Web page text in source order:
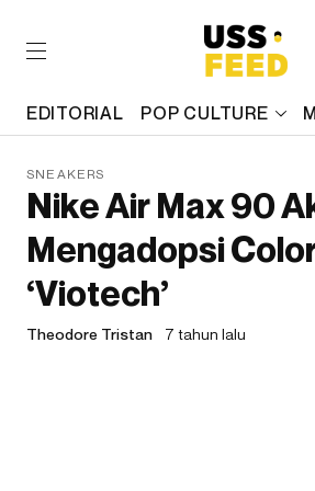
EDITORIAL POP CULTURE
SNEAKERS
Nike Air Max 90
Mengadopsi
‘Viotech’
Theodore Tristan 7 tahun lalu